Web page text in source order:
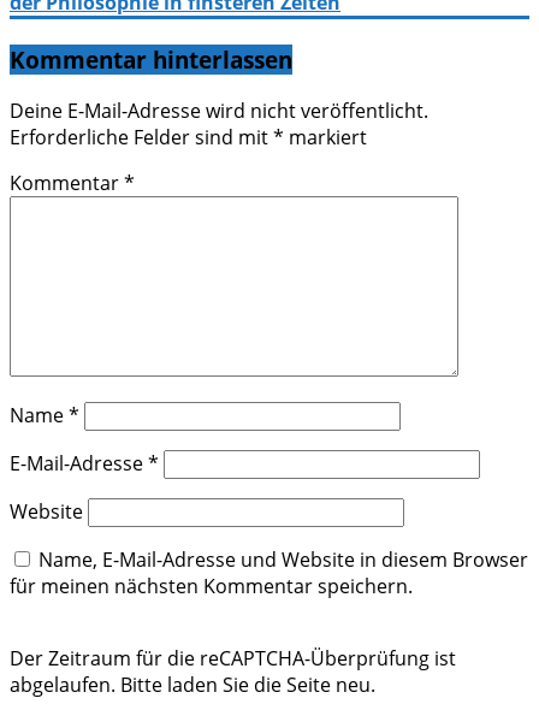
Kommentar hinterlassen
Deine E-Mail-Adresse wird nicht veröffentlicht.
Erforderliche Felder sind mit* markiert
Kommentar*
Name*
E-Mail-Adresse*
Website
Name, E-Mail-Adresse und Website in diesem Browser
für meinen nächsten Kommentar speichern.
Der Zeitraum für die reCAPTCHA-Überprüfung ist
abgelaufen. Bitte laden Sie die Seite neu.